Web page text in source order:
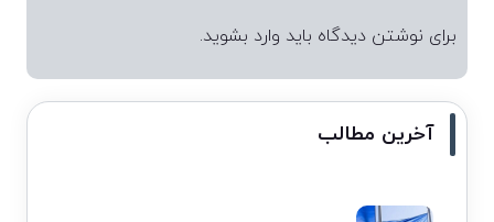
برای نوشتن دیدگاه باید وارد بشوید.
آخرین مطالب